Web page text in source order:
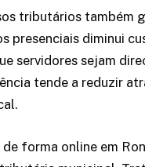
tributários também
presenciais diminui
servidores sejam
tende a reduzir
forma online em